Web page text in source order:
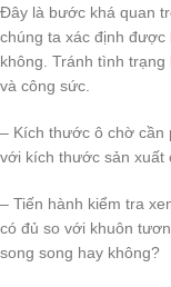
Đây là bước khá quan
chúng ta xác định
không. Tránh tình
và công sức.
– Kích thước ô chờ cần
với kích thước sản xuất
– Tiến hành kiểm tra
có đủ so với khuôn
song song hay không?